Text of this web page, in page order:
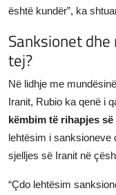
është kundër”, ka
Sanksionet
tej?
Në lidhje me
Iranit, Rubio ka qenë i
këmbim të rihapjes
lehtësim i sanksioneve
sjelljes së Iranit në
“Çdo lehtësim